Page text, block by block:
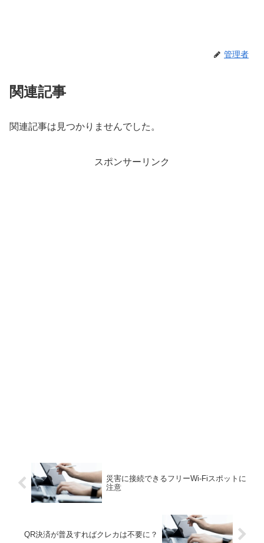
管理者
関連記事
関連記事は見つかりませんでした。
スポンサーリンク
災害に接続できるフリーWi-Fiスポットに
注意
QR決済が普及すればクレカは不要に？